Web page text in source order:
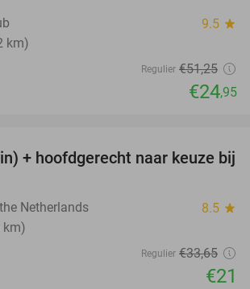
9.5 star
km)
Regulier €51,25
€24,95
38%
+ hoofdgerecht naar keuze bij
Netherlands 8.5 star
km)
Regulier €33,65
€21